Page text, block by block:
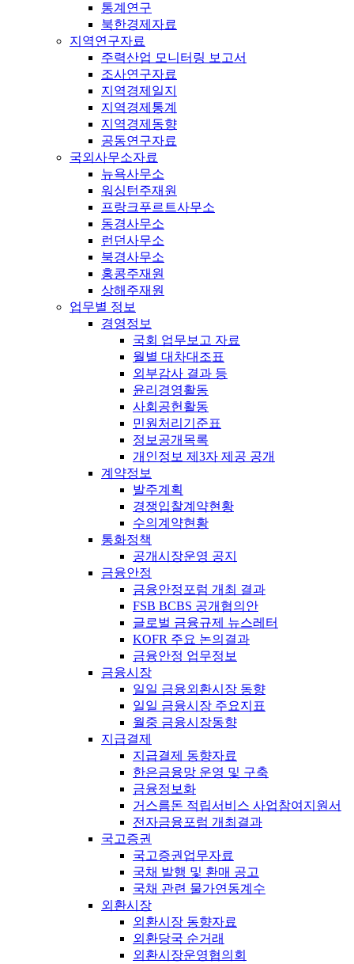
통계연구
북한경제자료
지역연구자료
주력산업 모니터링 보고서
조사연구자료
지역경제일지
지역경제통계
지역경제동향
공동연구자료
국외사무소자료
뉴욕사무소
워싱턴주재원
프랑크푸르트사무소
동경사무소
런던사무소
북경사무소
홍콩주재원
상해주재원
업무별 정보
경영정보
국회 업무보고 자료
월별 대차대조표
외부감사 결과 등
윤리경영활동
사회공헌활동
민원처리기준표
정보공개목록
개인정보 제3자 제공 공개
계약정보
발주계획
경쟁입찰계약현황
수의계약현황
통화정책
공개시장운영 공지
금융안정
금융안정포럼 개최 결과
FSB BCBS 공개협의안
글로벌 금융규제 뉴스레터
KOFR 주요 논의결과
금융안정 업무정보
금융시장
일일 금융외환시장 동향
일일 금융시장 주요지표
월중 금융시장동향
지급결제
지급결제 동향자료
한은금융망 운영 및 구축
금융정보화
거스름돈 적립서비스 사업참여지원서
전자금융포럼 개최결과
국고증권
국고증권업무자료
국채 발행 및 환매 공고
국채 관련 물가연동계수
외환시장
외환시장 동향자료
외환당국 순거래
외환시장운영협의회